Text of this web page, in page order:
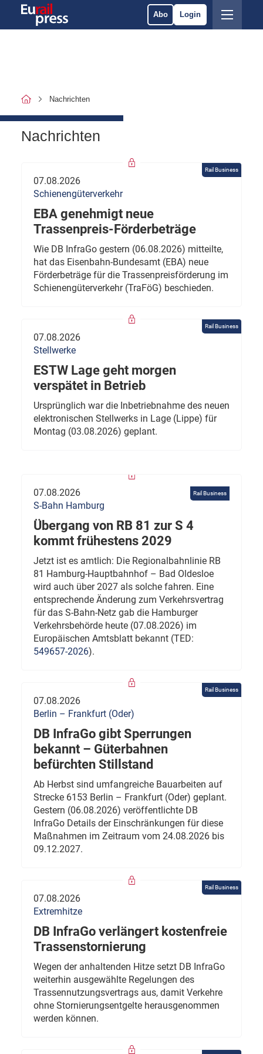
Abo Login
Nachrichten
Nachrichten
Rail Business
07.08.2026
Schienengüterverkehr
EBA genehmigt neue
Trassenpreis-Förderbeträge
Wie DB InfraGo gestern (06.08.2026) mitteilte,
hat das Eisenbahn-Bundesamt (EBA) neue
Förderbeträge für die Trassenpreisförderung im
Schienengüterverkehr (TraFöG) beschieden.
Rail Business
07.08.2026
Stellwerke
ESTW Lage geht morgen
verspätet in Betrieb
Ursprünglich war die Inbetriebnahme des neuen
elektronischen Stellwerks in Lage (Lippe) für
Montag (03.08.2026) geplant.
Rail Business
07.08.2026
S-Bahn Hamburg
Übergang von RB 81 zur S 4
kommt frühestens 2029
Jetzt ist es amtlich: Die Regionalbahnlinie RB
81 Hamburg-Hauptbahnhof – Bad Oldesloe
wird auch über 2027 als solche fahren. Eine
entsprechende Änderung zum Verkehrsvertrag
für das S-Bahn-Netz gab die Hamburger
Verkehrsbehörde heute (07.08.2026) im
Europäischen Amtsblatt bekannt (TED:
549657-2026).
Rail Business
07.08.2026
Berlin – Frankfurt (Oder)
DB InfraGo gibt Sperrungen
bekannt – Güterbahnen
befürchten Stillstand
Ab Herbst sind umfangreiche Bauarbeiten auf
Strecke 6153 Berlin – Frankfurt (Oder) geplant.
Gestern (06.08.2026) veröffentlichte DB
InfraGo Details der Einschränkungen für diese
Maßnahmen im Zeitraum vom 24.08.2026 bis
09.12.2027.
Rail Business
07.08.2026
Extremhitze
DB InfraGo verlängert kostenfreie
Trassenstornierung
Wegen der anhaltenden Hitze setzt DB InfraGo
weiterhin ausgewählte Regelungen des
Trassennutzungsvertrags aus, damit Verkehre
ohne Stornierungsentgelte herausgenommen
werden können.